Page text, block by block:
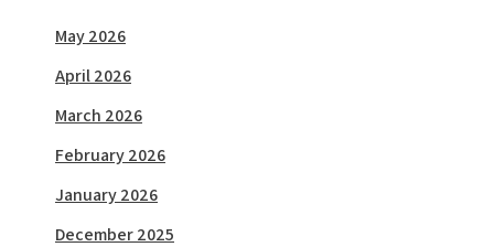
May 2026
April 2026
March 2026
February 2026
January 2026
December 2025